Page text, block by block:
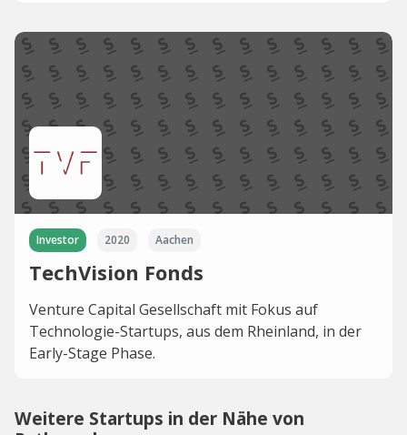
Investor 2020 Aachen
TechVision Fonds
Venture Capital Gesellschaft mit Fokus auf
Technologie-Startups, aus dem Rheinland, in der
Early-Stage Phase.
Weitere Startups in der Nähe von